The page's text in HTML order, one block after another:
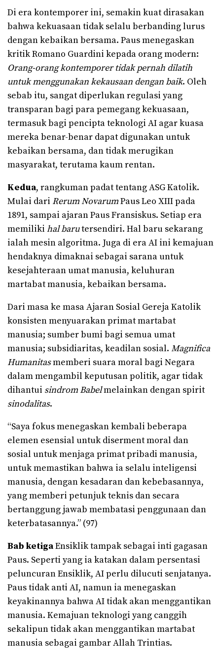
Di era kontemporer ini, semakin kuat dirasakan
bahwa kekuasaan tidak selalu berbanding lurus
dengan kebaikan bersama. Paus menegaskan
kritik Romano Guardini kepada orang modern:
Orang-orang kontemporer tidak pernah dilatih
untuk menggunakan kekausaan dengan baik. Oleh
sebab itu, sangat diperlukan regulasi yang
transparan bagi para pemegang kekuasaan,
termasuk bagi pencipta teknologi AI agar kuasa
mereka benar-benar dapat digunakan untuk
kebaikan bersama, dan tidak merugikan
masyarakat, terutama kaum rentan.
Kedua, rangkuman padat tentang ASG Katolik.
Mulai dari Rerum NovarumPaus Leo XIII pada
1891, sampai ajaran Paus Fransiskus. Setiap era
memiliki hal barutersendiri. Hal baru sekarang
ialah mesin algoritma. Juga di era AI ini kemajuan
hendaknya dimaknai sebagai sarana untuk
kesejahteraan umat manusia, keluhuran
martabat manusia, kebaikan bersama.
Dari masa ke masa Ajaran Sosial Gereja Katolik
konsisten menyuarakan primat martabat
manusia; sumber bumi bagi semua umat
manusia; subsidiaritas, keadilan sosial. Magnifica
Humanitasmemberi suara moral bagi Negara
dalam mengambil keputusan politik, agar tidak
dihantui sindrom Babelmelainkan dengan spirit
sinodalitas.
“Saya fokus menegaskan kembali beberapa
elemen esensial untuk diserment moral dan
sosial untuk menjaga primat pribadi manusia,
untuk memastikan bahwa ia selalu inteligensi
manusia, dengan kesadaran dan kebebasannya,
yang memberi petunjuk teknis dan secara
bertanggung jawab membatasi penggunaan dan
keterbatasannya.” (97)
Bab ketigaEnsiklik tampak sebagai inti gagasan
Paus. Seperti yang ia katakan dalam persentasi
peluncuran Ensiklik, AI perlu dilucuti senjatanya.
Paus tidak anti AI, namun ia menegaskan
keyakinannya bahwa AI tidak akan menggantikan
manusia. Kemajuan teknologi yang canggih
sekalipun tidak akan menggantikan martabat
manusia sebagai gambar Allah Trintias.